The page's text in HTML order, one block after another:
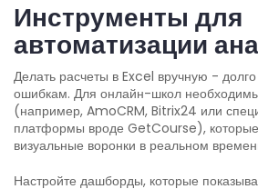
Инструменты для
автоматизации
Делать расчеты в Excel вручную -
ошибкам. Для онлайн-школ
(например, AmoCRM, Bitrix24 или
платформы вроде GetCourse), которые
визуальные воронки в реальном
Настройте дашборды, которые